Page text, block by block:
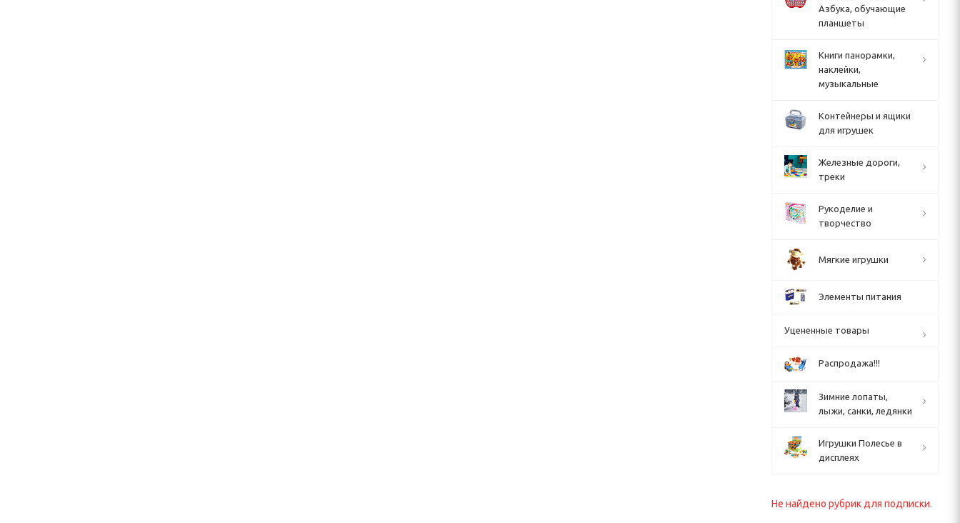
Азбука, обучающие
планшеты
Книги панорамки,
наклейки,
музыкальные
Контейнеры и ящики
для игрушек
Железные дороги,
треки
Рукоделие и
творчество
Мягкие игрушки
Элементы питания
Уцененные товары
Распродажа!!!
Зимние лопаты,
лыжи, санки, ледянки
Игрушки Полесье в
дисплеях
Не найдено рубрик для подписки.